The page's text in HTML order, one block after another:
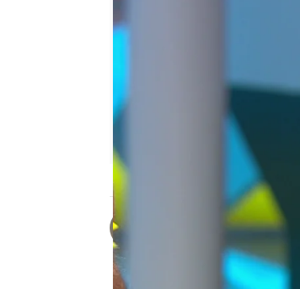
Arancha Mela